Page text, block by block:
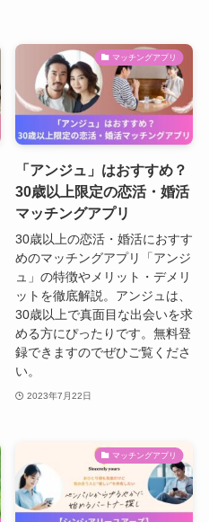
マッチングアプリ
「アンジュ」はおすすめ？
30歳以上限定の恋活・婚活
マッチングアプリ
30歳以上の恋活・婚活におすす
めのマッチングアプリ「アンジ
ュ」の特徴やメリット・デメリ
ットを徹底解説。アンジュは、
30歳以上で真面目な出会いを求
める方にぴったりです。無料登
録できますのでぜひご覧くださ
い。
2023年7月22日
マッチングアプリ